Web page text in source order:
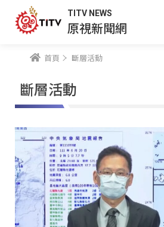
TITV NEWS
原視新聞網
首頁 斷層活動
斷層活動